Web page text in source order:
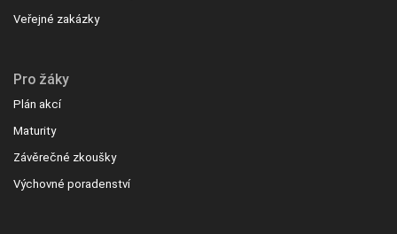
Veřejné zakázky
Pro žáky
Plán akcí
Maturity
Závěrečné zkoušky
Výchovné poradenství